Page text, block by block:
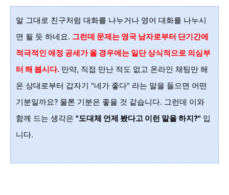
말 그대로 친구처럼 대화를 나누거나 영어 대화를 나누시
면 될 듯 하네요. 그런데 문제는 영국 남자로부터 단기간에
적극적인 애정 공세가 올 경우에는 일단 상식적으로 의심부
터 해 봅시다. 만약, 직접 만난 적도 없고 온라인 채팅만 해
온 상대로부터 갑자기 "네가 좋다" 라는 말을 들으면 어떤
기분일까요? 물론 기분은 좋을 것 같습니다. 그런데 이와
함께 드는 생각은 "도대체 언제 봤다고 이런 말을 하지?" 입
니다.